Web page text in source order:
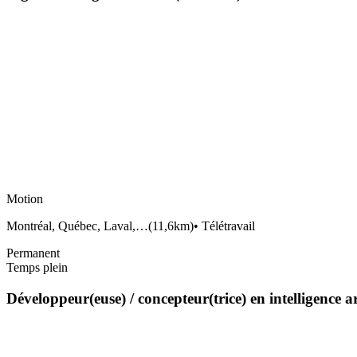
Motion
Montréal, Québec, Laval,…(11,6km)• Télétravail
Permanent
Temps plein
Développeur(euse) / concepteur(trice) en intelligence